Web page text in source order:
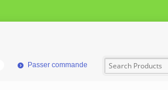
Passer commande